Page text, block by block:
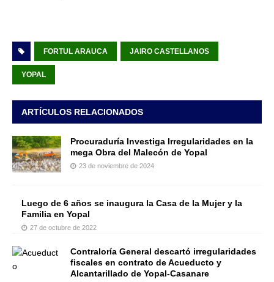
FORTUL ARAUCA JAIRO CASTELLANOS
YOPAL
ARTÍCULOS RELACIONADOS
Procuraduría Investiga Irregularidades en la
mega Obra del Malecón de Yopal
23 de noviembre de 2024
Luego de 6 años se inaugura la Casa de la Mujer y la
Familia en Yopal
27 de octubre de 2022
Contraloría General descartó irregularidades
fiscales en contrato de Acueducto y
Alcantarillado de Yopal-Casanare